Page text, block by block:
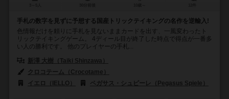
手札の数字を見ずに予想する国産トリックテイキングの名作を逆輸入!
色情報だけを頼りに手札を見ないままカードを出す、一風変わったト
リックテイキングゲーム。 4ディール目が終了した時点で得点が一番多
い人の勝利です。 他のプレイヤーの手札...
新澤 大樹（Taiki Shinzawa）
クロコテーム（Crocotame）
イエロ（IELLO）
ペガサス・シュピーレ（Pegasus Spiele）